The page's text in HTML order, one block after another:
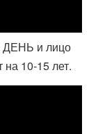
и лицо
10-15 лет.